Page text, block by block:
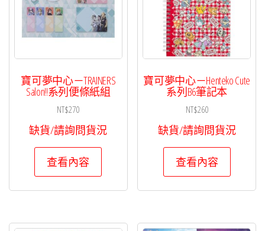
寶可夢中心－TRAINERS
Salon!!系列便條紙組
NT$270
缺貨/請詢問貨況
查看內容
寶可夢中心－Henteko Cute
系列B6筆記本
NT$260
缺貨/請詢問貨況
查看內容